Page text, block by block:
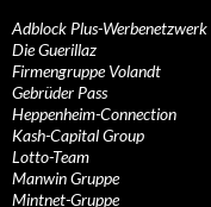
Adblock Plus-Werbenetzwerk
Die Guerillaz
Firmengruppe Volandt
Gebrüder Pass
Heppenheim-Connection
Kash-Capital Group
Lotto-Team
Manwin Gruppe
Mintnet-Gruppe